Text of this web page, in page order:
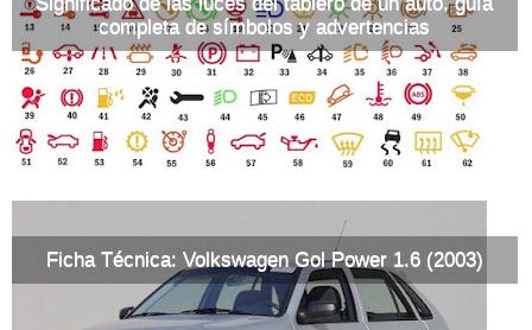
completa de símbolos y advertencias
Ficha Técnica: Volkswagen Gol Power 1.6 (2003)